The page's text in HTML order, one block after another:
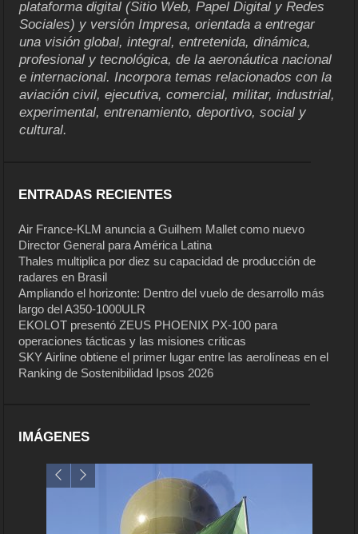
plataforma digital (Sitio Web, Papel Digital y Redes
Sociales) y versión Impresa, orientada a entregar
una visión global, integral, entretenida, dinámica,
profesional y tecnológica, de la aeronáutica nacional
e internacional. Incorpora temas relacionados con la
aviación civil, ejecutiva, comercial, militar, industrial,
experimental, entrenamiento, deportivo, social y
cultural.
ENTRADAS RECIENTES
Air France-KLM anuncia a Guilhem Mallet como nuevo
Director General para América Latina
Thales multiplica por diez su capacidad de producción de
radares en Brasil
Ampliando el horizonte: Dentro del vuelo de desarrollo más
largo del A350-1000ULR
EKOLOT presentó ZEUS PHOENIX PX-100 para
operaciones tácticas y las misiones críticas
SKY Airline obtiene el primer lugar entre las aerolíneas en el
Ranking de Sostenibilidad Ipsos 2026
IMÁGENES